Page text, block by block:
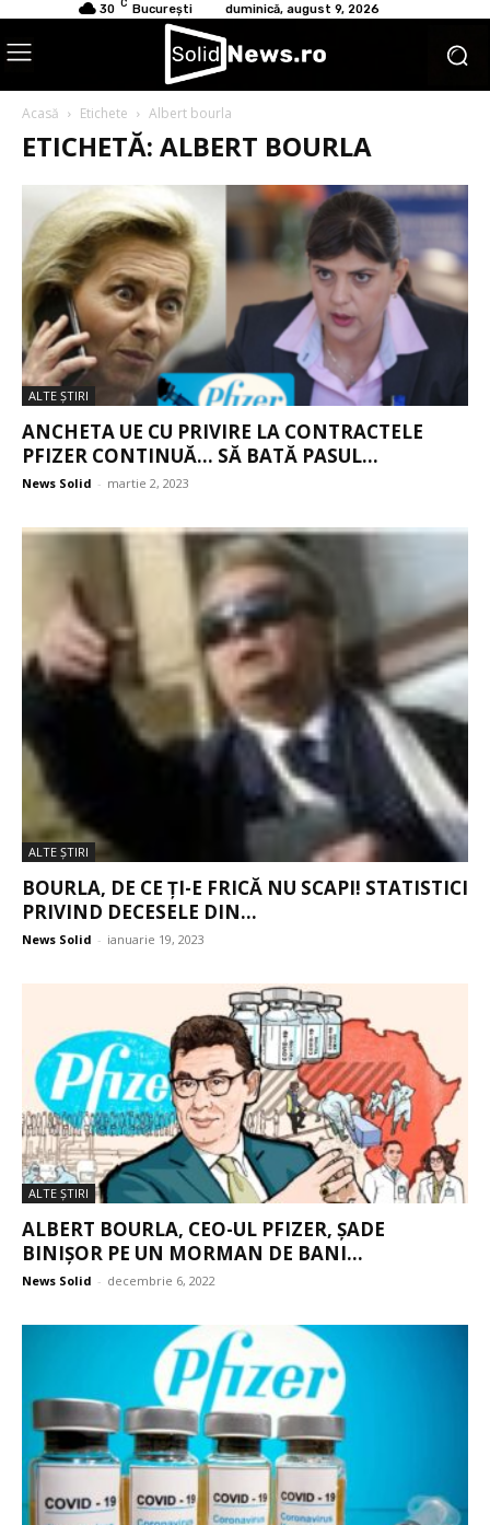
30 C București duminică, august 9, 2026
Acasă Etichete Albert bourla
ETICHETĂ: ALBERT BOURLA
ALTE ŞTIRI
ANCHETA UE CU PRIVIRE LA CONTRACTELE
PFIZER CONTINUĂ… SĂ BATĂ PASUL...
News Solid - martie 2, 2023
ALTE ŞTIRI
BOURLA, DE CE ȚI-E FRICĂ NU SCAPI! STATISTICI
PRIVIND DECESELE DIN...
News Solid - ianuarie 19, 2023
ALTE ŞTIRI
ALBERT BOURLA, CEO-UL PFIZER, ȘADE
BINIȘOR PE UN MORMAN DE BANI...
News Solid - decembrie 6, 2022